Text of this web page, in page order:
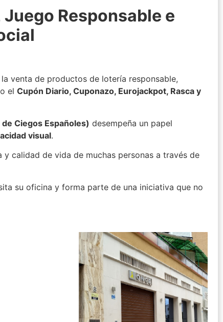
Responsable e
venta de productos de lotería responsable,
elCupón Diario, Cuponazo, Eurojackpot, Rasca y
Ciegos Españoles) desempeña un papel
visual.
calidad de vida de muchas personas a través de
su oficina y forma parte de una iniciativa que no